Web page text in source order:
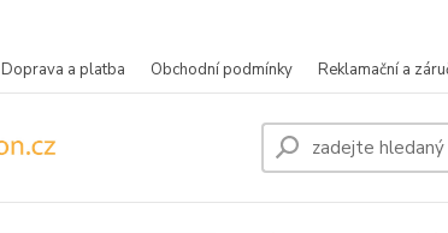
Doprava a platba Obchodní podmínky Reklamační a